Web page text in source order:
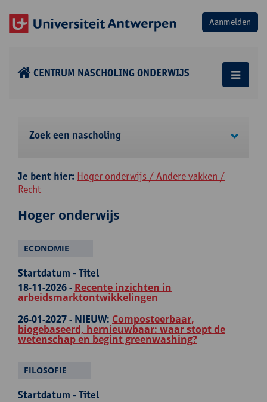
CENTRUM NASCHOLING ONDERWIJS
Zoek een nascholing
Je bent hier: Hoger onderwijs / Andere vakken /
Recht
Hoger onderwijs
ECONOMIE
Startdatum - Titel
18-11-2026 - Recente inzichten in
arbeidsmarktontwikkelingen
26-01-2027 - NIEUW: Composteerbaar,
biogebaseerd, hernieuwbaar: waar stopt de
wetenschap en begint greenwashing?
FILOSOFIE
Startdatum - Titel